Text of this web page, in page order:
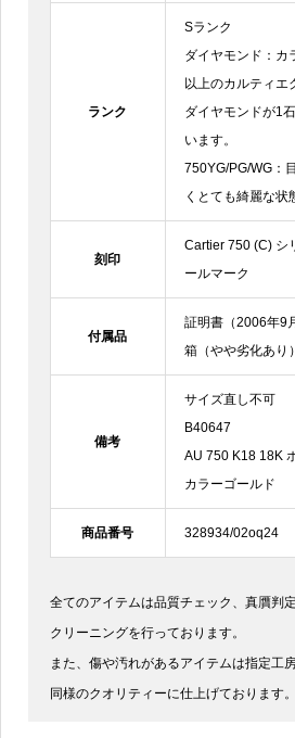
全てのアイテムは品質チェック、真贋判
クリーニングを行っております。
また、傷や汚れがあるアイテムは指定工
同様のクオリティーに仕上げております。
ランク
Sランク
ダイヤモンド：カ
以上のカルティエ
ダイヤモンドが1
います。
750YG/PG/WG：
くとても綺麗な状
刻印
Cartier 750 (C) シ
ールマーク
付属品
証明書（2006年9
箱（やや劣化あり
備考
サイズ直し不可
B40647
AU 750 K18 18K
カラーゴールド
商品番号 328934/02oq24